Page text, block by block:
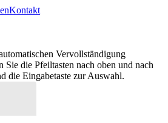
Kontakt
Vervollständigung
Sie die Pfeiltasten nach oben und nach
die Eingabetaste zur Auswahl.